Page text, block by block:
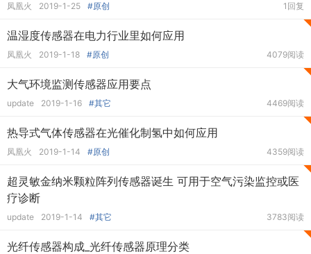
凤凰火 2019-1-25 #原创 1回复
温湿度传感器在电力行业里如何应用
凤凰火 2019-1-18 #原创 4079阅读
大气环境监测传感器应用要点
update 2019-1-16 #其它 4469阅读
热导式气体传感器在光催化制氢中如何应用
凤凰火 2019-1-14 #原创 4359阅读
超灵敏金纳米颗粒阵列传感器诞生 可用于空气污染监控或医
疗诊断
update 2019-1-14 #其它 3783阅读
光纤传感器构成_光纤传感器原理分类